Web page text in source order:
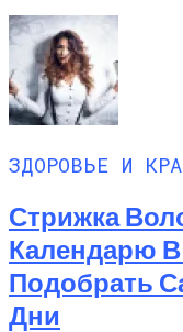
ЗДОРОВЬЕ И
Стрижка
Календарю В
Подобрать
Дни